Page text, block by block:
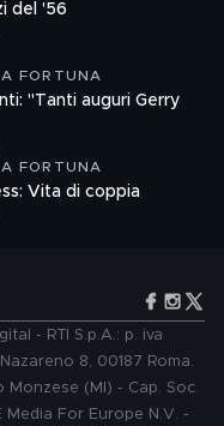
del '56
FORTUNA
"Tanti auguri Gerry
FORTUNA
Vita di coppia
- RTI S.p.A.: p. iva
8, 00187 Roma.
(MI) - Cap. Soc.
For Europe N.V. -